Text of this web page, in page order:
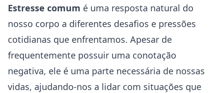
Estresse comum é uma resposta natural do
nosso corpo a diferentes desafios e pressões
cotidianas que enfrentamos. Apesar de
frequentemente possuir uma conotação
negativa, ele é uma parte necessária de nossas
vidas, ajudando-nos a lidar com situações que